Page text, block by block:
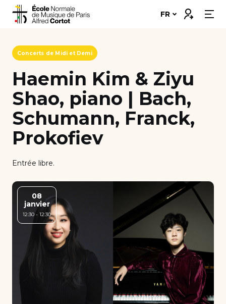
content
Formations ➔
Vie étudiante
Insertion professionnelle
Nous soutenir
Candidater
FR Connexion
Concerts de Midi et Demi
Haemin Kim & Ziyu
Shao, piano | Bach,
Schumann, Franck,
Prokofiev
Entrée libre.
08
janvier
12:30 - 12:30